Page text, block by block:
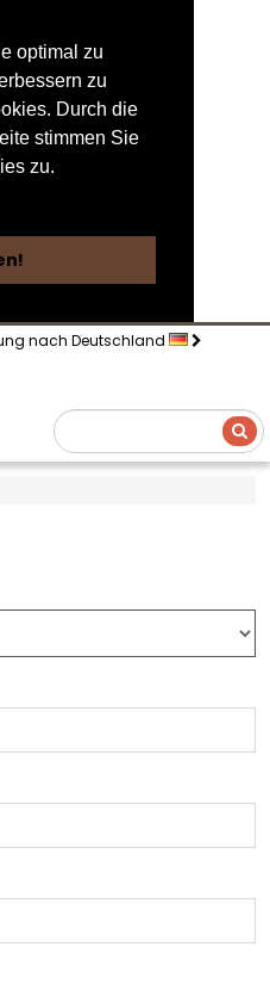
optimal zu
zu
Durch die
stimmen Sie
zu.
nach Deutschland